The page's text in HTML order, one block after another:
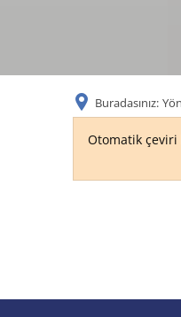
Buradasınız:
Otomatik